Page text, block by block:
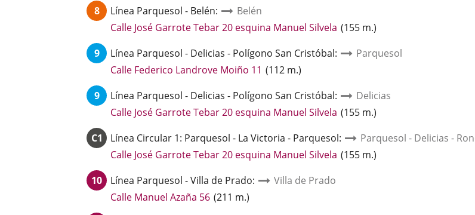
aplicación
8
Línea Parquesol - Belén:
Belén
Calle José Garrote Tebar 20 esquina Manuel Silvela Enlace
una
(155 m.)
9
Línea Parquesol - Delicias - Polígono San Cristóbal:
Parquesol
Calle Federico Landrove Moiño 11 Enlace
una
aplicación
(112 m.)
9
Línea Parquesol - Delicias - Polígono San Cristóbal:
Delicias
Calle José Garrote Tebar 20 esquina Manuel Silvela Enlace
una
aplicación
externa.
(155 m.)
C1
Línea Circular 1: Parquesol - La Victoria - Parquesol:
Parquesol - Delicias -
Calle José Garrote Tebar 20 esquina Manuel Silvela Enlace
(155 m.)
10
Línea Parquesol - Villa de Prado:
Villa de Prado
Calle Manuel Azaña 56Enlace
(211 m.)